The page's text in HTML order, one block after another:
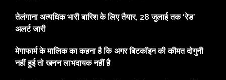
तेलंगाना अत्यधिक भारी बारिश के लिए तैयार, 28 जुलाई तक ‘रेड’
अलर्ट जारी
मेगाफार्म के मालिक का कहना है कि अगर बिटकॉइन की कीमत दोगुनी
नहीं हुई तो खनन लाभदायक नहीं है